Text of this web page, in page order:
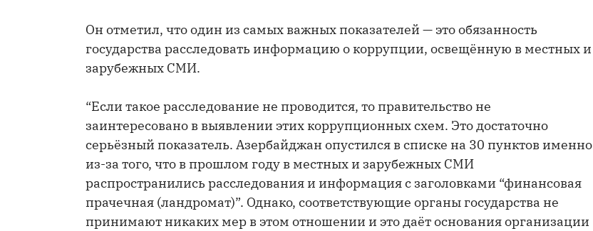
Он отметил, что один из самых важных показателей — это обязанность
государства расследовать информацию о коррупции, освещённую в местных и
зарубежных СМИ.
“Если такое расследование не проводится, то правительство не
заинтересовано в выявлении этих коррупционных схем. Это достаточно
серьёзный показатель. Азербайджан опустился в списке на 30 пунктов именно
из-за того, что в прошлом году в местных и зарубежных СМИ
распространились расследования и информация с заголовками “финансовая
прачечная (ландромат)”. Однако, соответствующие органы государства не
принимают никаких мер в этом отношении и это даёт основания организации